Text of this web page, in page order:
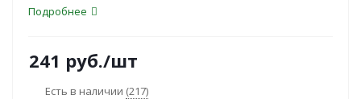
век, очищает кожу от загрязнений, мгновенно
</p>
Подробнее
241 руб./шт
Есть в наличии (217)